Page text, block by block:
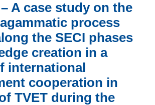
A case study on the
process
the SECI phases
creation in a
international
cooperation in
TVET during the